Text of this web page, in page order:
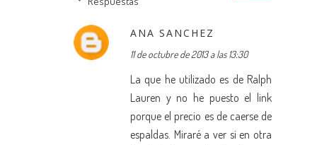
ANA SANCHEZ
11 de octubre de 2013 a las 13:30
La que he utilizado es de Ralph
Lauren y no he puesto el link
porque el precio es de caerse de
espaldas. Miraré a ver si en otra